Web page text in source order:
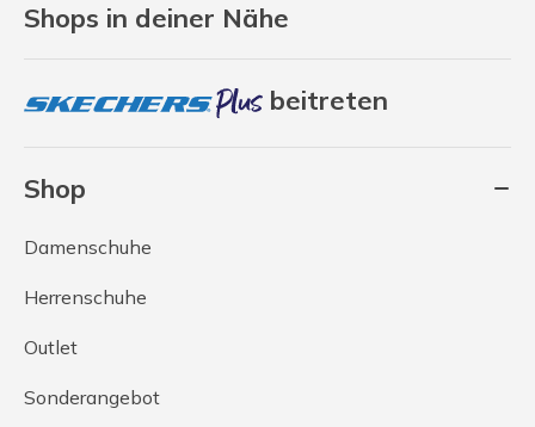
Shops in deiner Nähe
beitreten
Shop
Damenschuhe
Herrenschuhe
Outlet
Sonderangebot